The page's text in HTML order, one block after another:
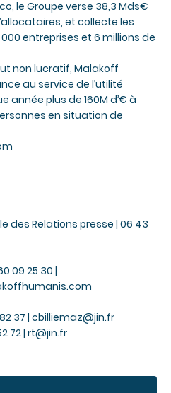
le Groupe verse 38,3 Mds€
et collecte les
entreprises et 6 millions de
non lucratif, Malakoff
au service de l’utilité
plus de 160M d’€ à
en situation de
des Relations presse | 06 43
09 25 30 |
37 | cbilliemaz@jin.fr
72 | rt@jin.fr